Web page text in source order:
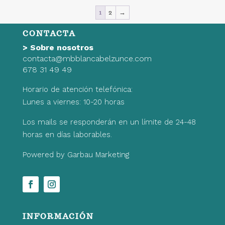
1 2 →
CONTACTA
> Sobre nosotros
contacta@mbblancabelzunce.com
678 31 49 49
Horario de atención telefónica:
Lunes a viernes: 10-20 horas
Los mails se responderán en un límite de 24-48
horas en días laborables.
Powered by Garbau Marketing
INFORMACIÓN